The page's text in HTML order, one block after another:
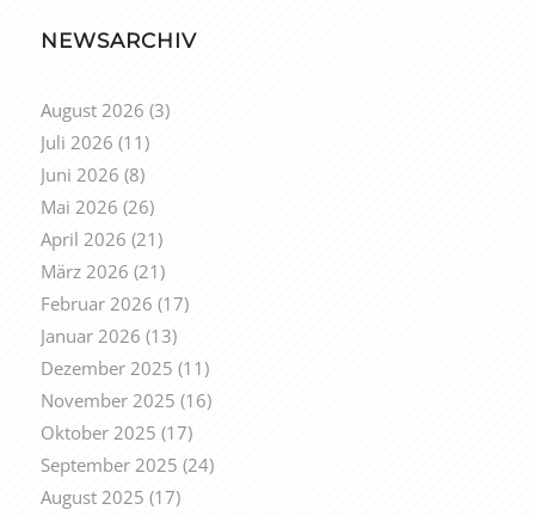
NEWSARCHIV
August 2026 (3)
Juli 2026 (11)
Juni 2026 (8)
Mai 2026 (26)
April 2026 (21)
März 2026 (21)
Februar 2026 (17)
Januar 2026 (13)
Dezember 2025 (11)
November 2025 (16)
Oktober 2025 (17)
September 2025 (24)
August 2025 (17)